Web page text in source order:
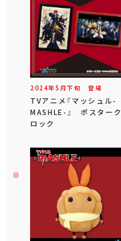
2024年5 月下旬 登場
TVアニメ『マッシュル-
MASHLE-』 ポスターク
ロック